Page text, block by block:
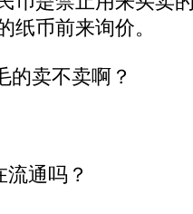
纸币前来询价。
卖不卖啊？
通吗？